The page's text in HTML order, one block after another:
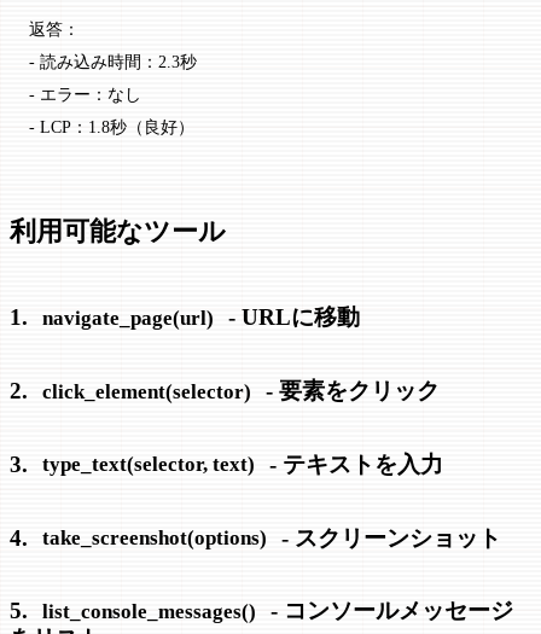
返答：
- 読み込み時間：2.3秒
- エラー：なし
- LCP：1.8秒（良好）
利用可能なツール
1. navigate_page(url) - URLに移動
2. click_element(selector) - 要素をクリック
3. type_text(selector, text) - テキストを入力
4. take_screenshot(options) - スクリーンショット
5. list_console_messages()
- コンソールメッセージ